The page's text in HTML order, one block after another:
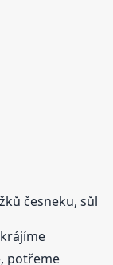
česneku, sůl
potřeme